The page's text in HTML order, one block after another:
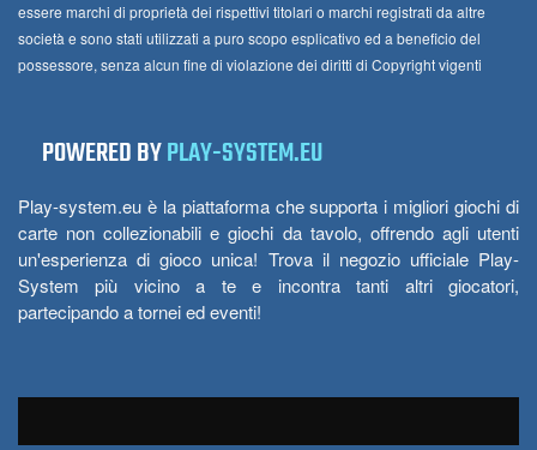
essere marchi di proprietà dei rispettivi titolari o marchi registrati da altre
società e sono stati utilizzati a puro scopo esplicativo ed a beneficio del
possessore, senza alcun fine di violazione dei diritti di Copyright vigenti
POWERED BYPLAY-SYSTEM.EU
Play-system.eu è la piattaforma che supporta i migliori giochi di
carte non collezionabili e giochi da tavolo, offrendo agli utenti
un'esperienza di gioco unica! Trova il negozio ufficiale Play-
System più vicino a te e incontra tanti altri giocatori,
partecipando a tornei ed eventi!